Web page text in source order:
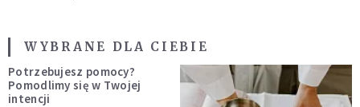
WYBRANE DLA CIEBIE
Potrzebujesz pomocy?
Pomodlimy się w Twojej
intencji